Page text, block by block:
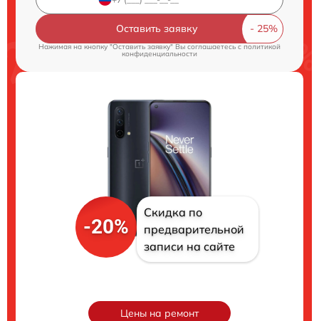
Оставить заявку
Нажимая на кнопку "Оставить заявку" Вы соглашаетесь c политикой
конфиденциальности
-20%
Скидка по
предварительной
записи на сайте
Цены на ремонт